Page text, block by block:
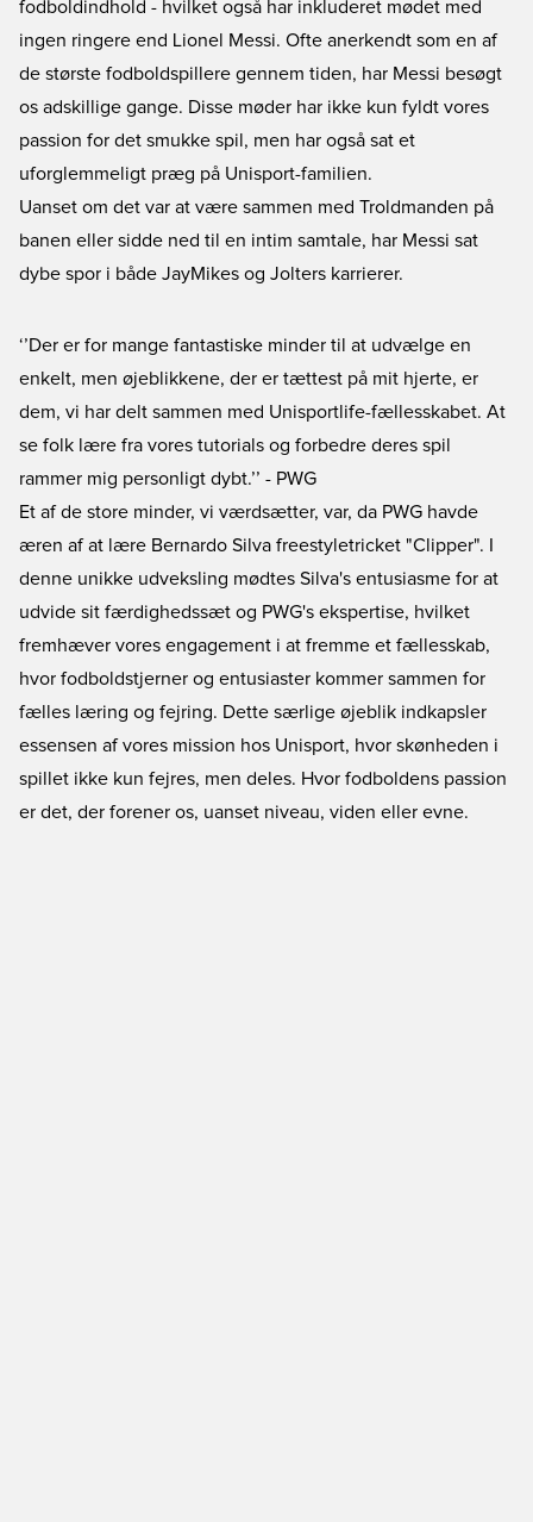
fodboldindhold - hvilket også har inkluderet mødet med
ingen ringere end Lionel Messi. Ofte anerkendt som en af
de største fodboldspillere gennem tiden, har Messi besøgt
os adskillige gange. Disse møder har ikke kun fyldt vores
passion for det smukke spil, men har også sat et
uforglemmeligt præg på Unisport-familien.
Uanset om det var at være sammen med Troldmanden på
banen eller sidde ned til en intim samtale, har Messi sat
dybe spor i både JayMikes og Jolters karrierer.
‘’Der er for mange fantastiske minder til at udvælge en
enkelt, men øjeblikkene, der er tættest på mit hjerte, er
dem, vi har delt sammen med Unisportlife-fællesskabet. At
se folk lære fra vores tutorials og forbedre deres spil
rammer mig personligt dybt.’’ - PWG
Et af de store minder, vi værdsætter, var, da PWG havde
æren af at lære Bernardo Silva freestyletricket "Clipper". I
denne unikke udveksling mødtes Silva's entusiasme for at
udvide sit færdighedssæt og PWG's ekspertise, hvilket
fremhæver vores engagement i at fremme et fællesskab,
hvor fodboldstjerner og entusiaster kommer sammen for
fælles læring og fejring. Dette særlige øjeblik indkapsler
essensen af vores mission hos Unisport, hvor skønheden i
spillet ikke kun fejres, men deles. Hvor fodboldens passion
er det, der forener os, uanset niveau, viden eller evne.